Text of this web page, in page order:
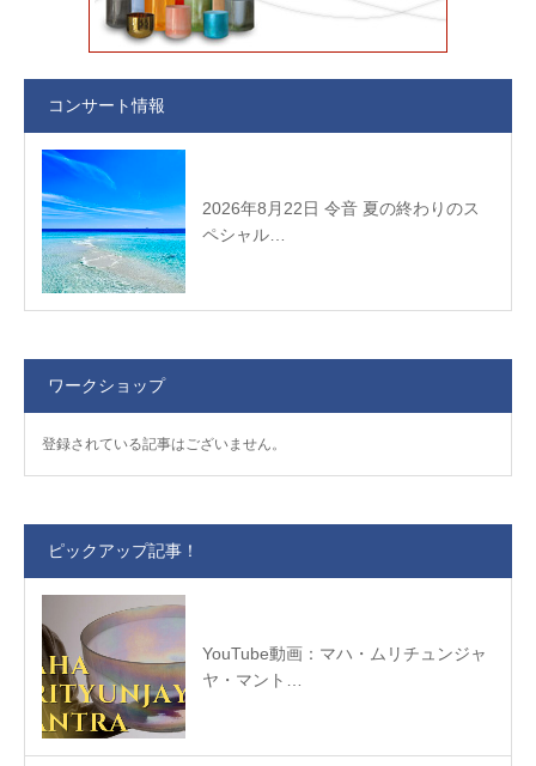
コンサート情報
2026年8月22日 令音 夏の終わりのス
ペシャル…
ワークショップ
登録されている記事はございません。
ピックアップ記事！
YouTube動画：マハ・ムリチュンジャ
ヤ・マント…